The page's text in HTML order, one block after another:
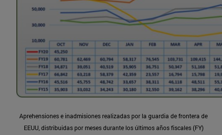
Aprehensiones e inadmisiones realizadas por la guardia de frontera de
EEUU, distribuidas por meses durante los últimos años fiscales (FY)